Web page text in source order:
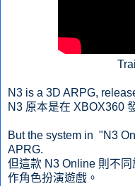
N3 is a 3D ARPG,
N3 原本是在 XBOX360
But the system in "N3
APRG.
但這款 N3 Online 則不
作角色扮演遊戲。